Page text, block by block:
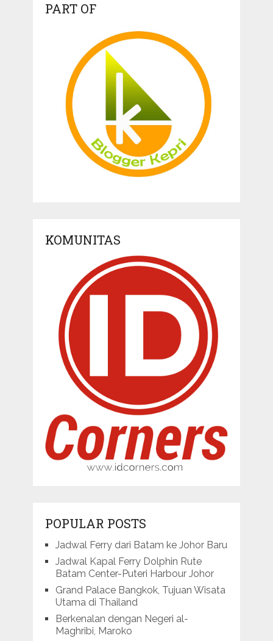
PART OF
KOMUNITAS
POPULAR POSTS
Jadwal Ferry dari Batam ke Johor Baru
Jadwal Kapal Ferry Dolphin Rute
Batam Center-Puteri Harbour Johor
Grand Palace Bangkok, Tujuan Wisata
Utama di Thailand
Berkenalan dengan Negeri al-
Maghribi, Maroko